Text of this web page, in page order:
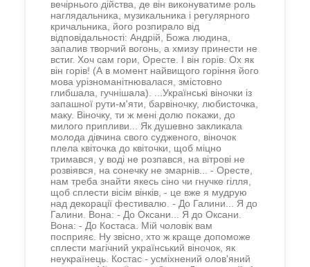
вечірнього дійства, де він виконуватиме роль
наглядальника, музикальника і регулярного
кричальника, його розпирало від
відповідальності: Андрій, Божа людина,
запалив творчий вогонь, а хмизу принести не
встиг. Хоч сам гори, Оресте. І він горів. Ох як
він горів! (А в момент найвищого горіння його
мова урізноманітнювалася, змістовно
глибшала, гучнішала). ...Українські віночки із
запашної рути-м'яти, барвіночку, любисточка,
маку. Віночку, ти ж мені долю покажи, до
милого припливи... Як душевно закликала
молода дівчина свого судженого, віночок
плела квіточка до квіточки, щоб міцно
тримався, у воді не розпався, на вітрові не
розвіявся, на сонечку не змарнів... - Оресте,
нам треба знайти якесь сіно чи гнучке гілля,
щоб сплести вісім вінків, - це вже я мудрую
над декорації фестивалю. - До Галини... Я до
Галини. Вона: - До Оксани... Я до Оксани.
Вона: - До Костаса. Мій чоловік вам
посприяє. Ну звісно, хто ж краще допоможе
сплести магічний український віночок, як
неукраїнець. Костас - усміхнений олов'яний